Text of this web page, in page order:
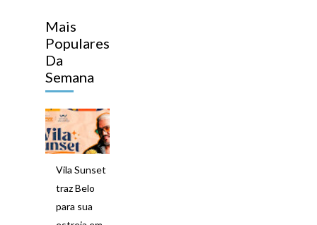
Mais
Populares
Da
Semana
Vila Sunset
traz Belo
para sua